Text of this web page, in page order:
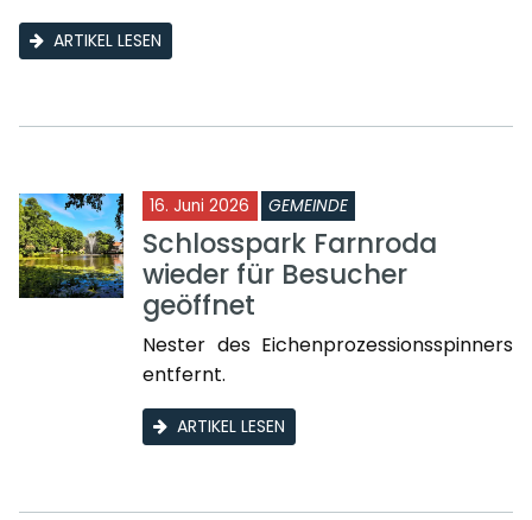
ARTIKEL LESEN
16. Juni 2026 GEMEINDE
Schlosspark Farnroda
wieder für Besucher
geöffnet
Nester des Eichenprozessionsspinners
entfernt.
ARTIKEL LESEN